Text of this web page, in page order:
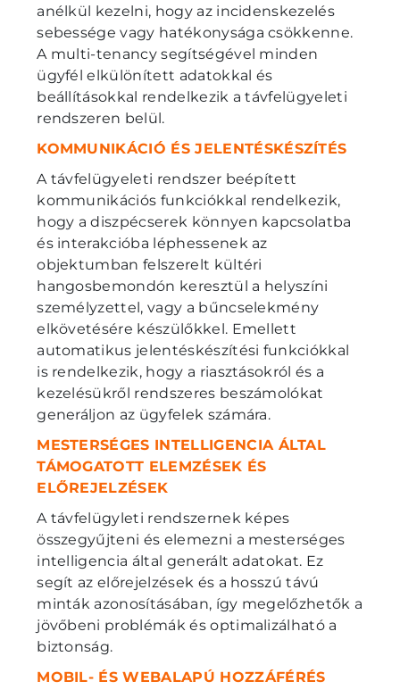
anélkül kezelni, hogy az incidenskezelés
sebessége vagy hatékonysága csökkenne.
A multi-tenancy segítségével minden
ügyfél elkülönített adatokkal és
beállításokkal rendelkezik a távfelügyeleti
rendszeren belül.
KOMMUNIKÁCIÓ ÉS JELENTÉSKÉSZÍTÉS
A távfelügyeleti rendszer beépített
kommunikációs funkciókkal rendelkezik,
hogy a diszpécserek könnyen kapcsolatba
és interakcióba léphessenek az
objektumban felszerelt kültéri
hangosbemondón keresztül a helyszíni
személyzettel, vagy a bűncselekmény
elkövetésére készülőkkel. Emellett
automatikus jelentéskészítési funkciókkal
is rendelkezik, hogy a riasztásokról és a
kezelésükről rendszeres beszámolókat
generáljon az ügyfelek számára.
MESTERSÉGES INTELLIGENCIA ÁLTAL
TÁMOGATOTT ELEMZÉSEK ÉS
ELŐREJELZÉSEK
A távfelügyleti rendszernek képes
összegyűjteni és elemezni a mesterséges
intelligencia által generált adatokat. Ez
segít az előrejelzések és a hosszú távú
minták azonosításában, így megelőzhetők a
jövőbeni problémák és optimalizálható a
biztonság.
MOBIL- ÉS WEBALAPÚ HOZZÁFÉRÉS